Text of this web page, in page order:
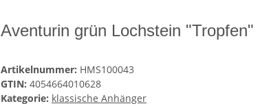
Aventurin grün Lochstein "Tropfen"
Artikelnummer: HMS100043
GTIN: 4054664010628
Kategorie: klassische Anhänger